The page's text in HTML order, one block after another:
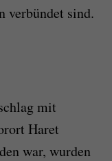
verbündet sind.
mit
Haret
war, wurden